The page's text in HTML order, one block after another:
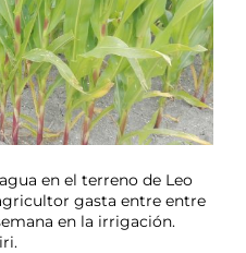
en el terreno de Leo
gasta entre entre
en la irrigación.